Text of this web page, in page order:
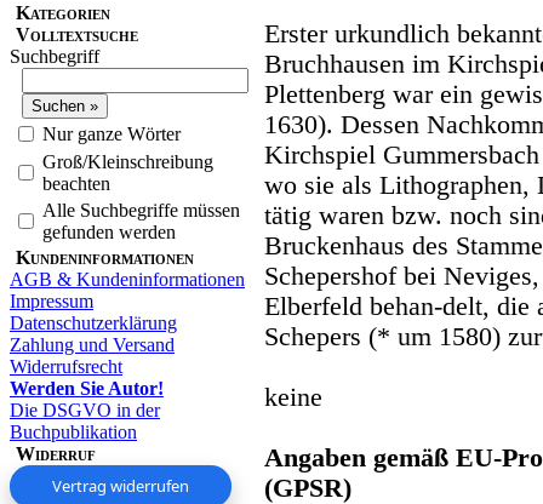
Kategorien
Volltextsuche
Suchbegriff
Nur ganze Wörter
Groß/Kleinschreibung
beachten
Alle Suchbegriffe müssen
gefunden werden
Kundeninformationen
AGB & Kundeninformationen
Impressum
Datenschutzerklärung
Zahlung und Versand
Widerrufsrecht
Werden Sie Autor!
Die DSGVO in der
Buchpublikation
Widerruf
Vertrag widerrufen
Erster urkundlich
Bruchhausen im
Plettenberg war ein
1630). Dessen
Kirchspiel
wo sie als Lithographen,
tätig waren bzw. noch
Bruckenhaus des
Schepershof bei
Elberfeld behan-delt, die
Schepers (* um 1580)
keine
Angaben gemäß EU-
(GPSR)